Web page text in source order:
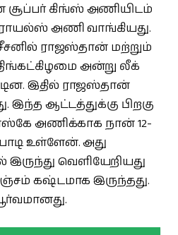
கிங்ஸ் அணியிடம்
அணி வாங்கியது.
ராஜஸ்தான் மற்றும்
அன்று லீக்
இதில் ராஜஸ்தான்
இந்த ஆட்டத்துக்கு பிறகு
அணிக்காக நான் 12-
உள்ளேன். அது
இருந்து வெளியேறியது
கஷ்டமாக இருந்தது.